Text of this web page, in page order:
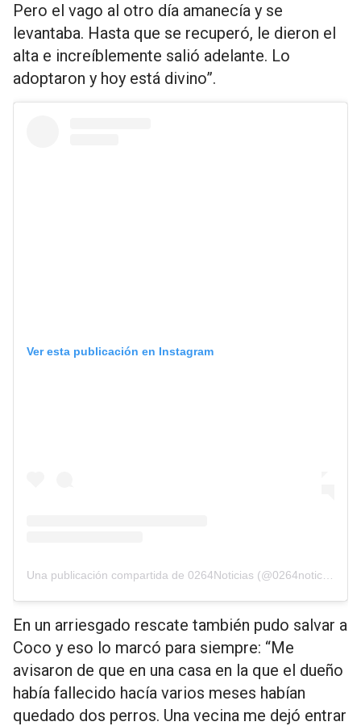
Pero el vago al otro día amanecía y se
levantaba. Hasta que se recuperó, le dieron el
alta e increíblemente salió adelante. Lo
adoptaron y hoy está divino”.
Ver esta publicación en Instagram
En un arriesgado rescate también pudo salvar a
Coco y eso lo marcó para siempre: “Me
avisaron de que en una casa en la que el dueño
había fallecido hacía varios meses habían
quedado dos perros. Una vecina me dejó entrar